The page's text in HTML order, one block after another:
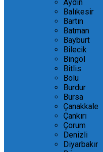
Aydın
Balıkesir
Bartın
Batman
Bayburt
Bilecik
Bingöl
Bitlis
Bolu
Burdur
Bursa
Çanakkale
Çankırı
Çorum
Denizli
Diyarbakır